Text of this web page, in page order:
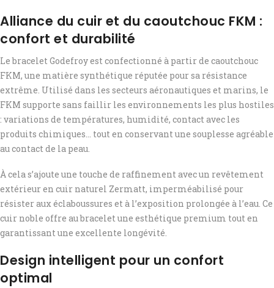
Alliance du cuir et du caoutchouc FKM :
confort et durabilité
Le bracelet Godefroy est confectionné à partir de caoutchouc
FKM, une matière synthétique réputée pour sa résistance
extrême. Utilisé dans les secteurs aéronautiques et marins, le
FKM supporte sans faillir les environnements les plus hostiles
: variations de températures, humidité, contact avec les
produits chimiques… tout en conservant une souplesse agréable
au contact de la peau.
À cela s’ajoute une touche de raffinement avec un revêtement
extérieur en cuir naturel Zermatt, imperméabilisé pour
résister aux éclaboussures et à l’exposition prolongée à l’eau. Ce
cuir noble offre au bracelet une esthétique premium tout en
garantissant une excellente longévité.
Design intelligent pour un confort
optimal